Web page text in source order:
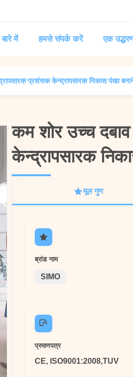
बारे में हमसे संपर्क करें एक
प्रशंसक केन्द्रापसारक निकास पंखा
कम शोर उच्च
केन्द्रापसारक
कम शोर उच्च
केन्द्रापसारक
मूल गुण
ब्रांड नाम
SIMO
प्रमाणपत्र
CE, ISO9001:2008,TUV